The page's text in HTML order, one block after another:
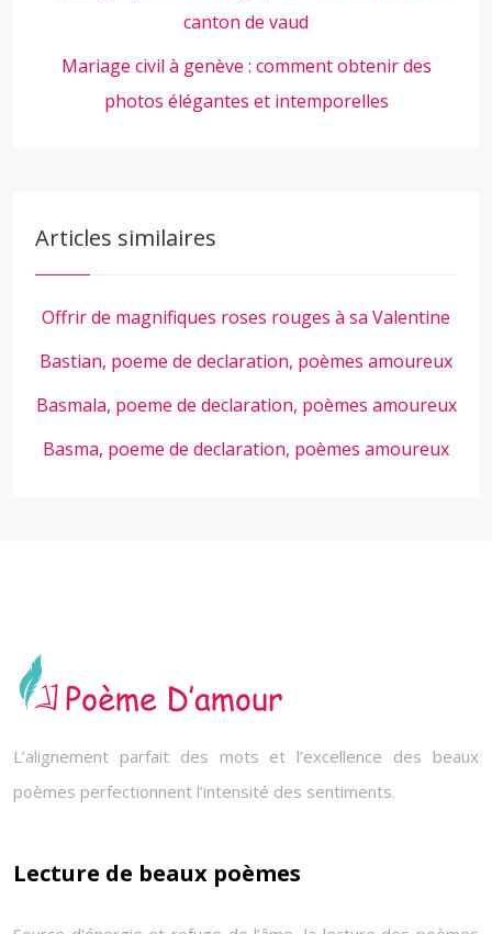
canton de vaud
Mariage civil à genève : comment obtenir des
photos élégantes et intemporelles
Articles similaires
Offrir de magnifiques roses rouges à sa Valentine
Bastian, poeme de declaration, poèmes amoureux
Basmala, poeme de declaration, poèmes amoureux
Basma, poeme de declaration, poèmes amoureux
L’alignement parfait des mots et l’excellence des beaux
poèmes perfectionnent l’intensité des sentiments.
Lecture de beaux poèmes